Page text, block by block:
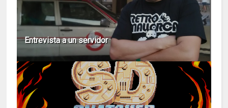
Entrevista a un servidor